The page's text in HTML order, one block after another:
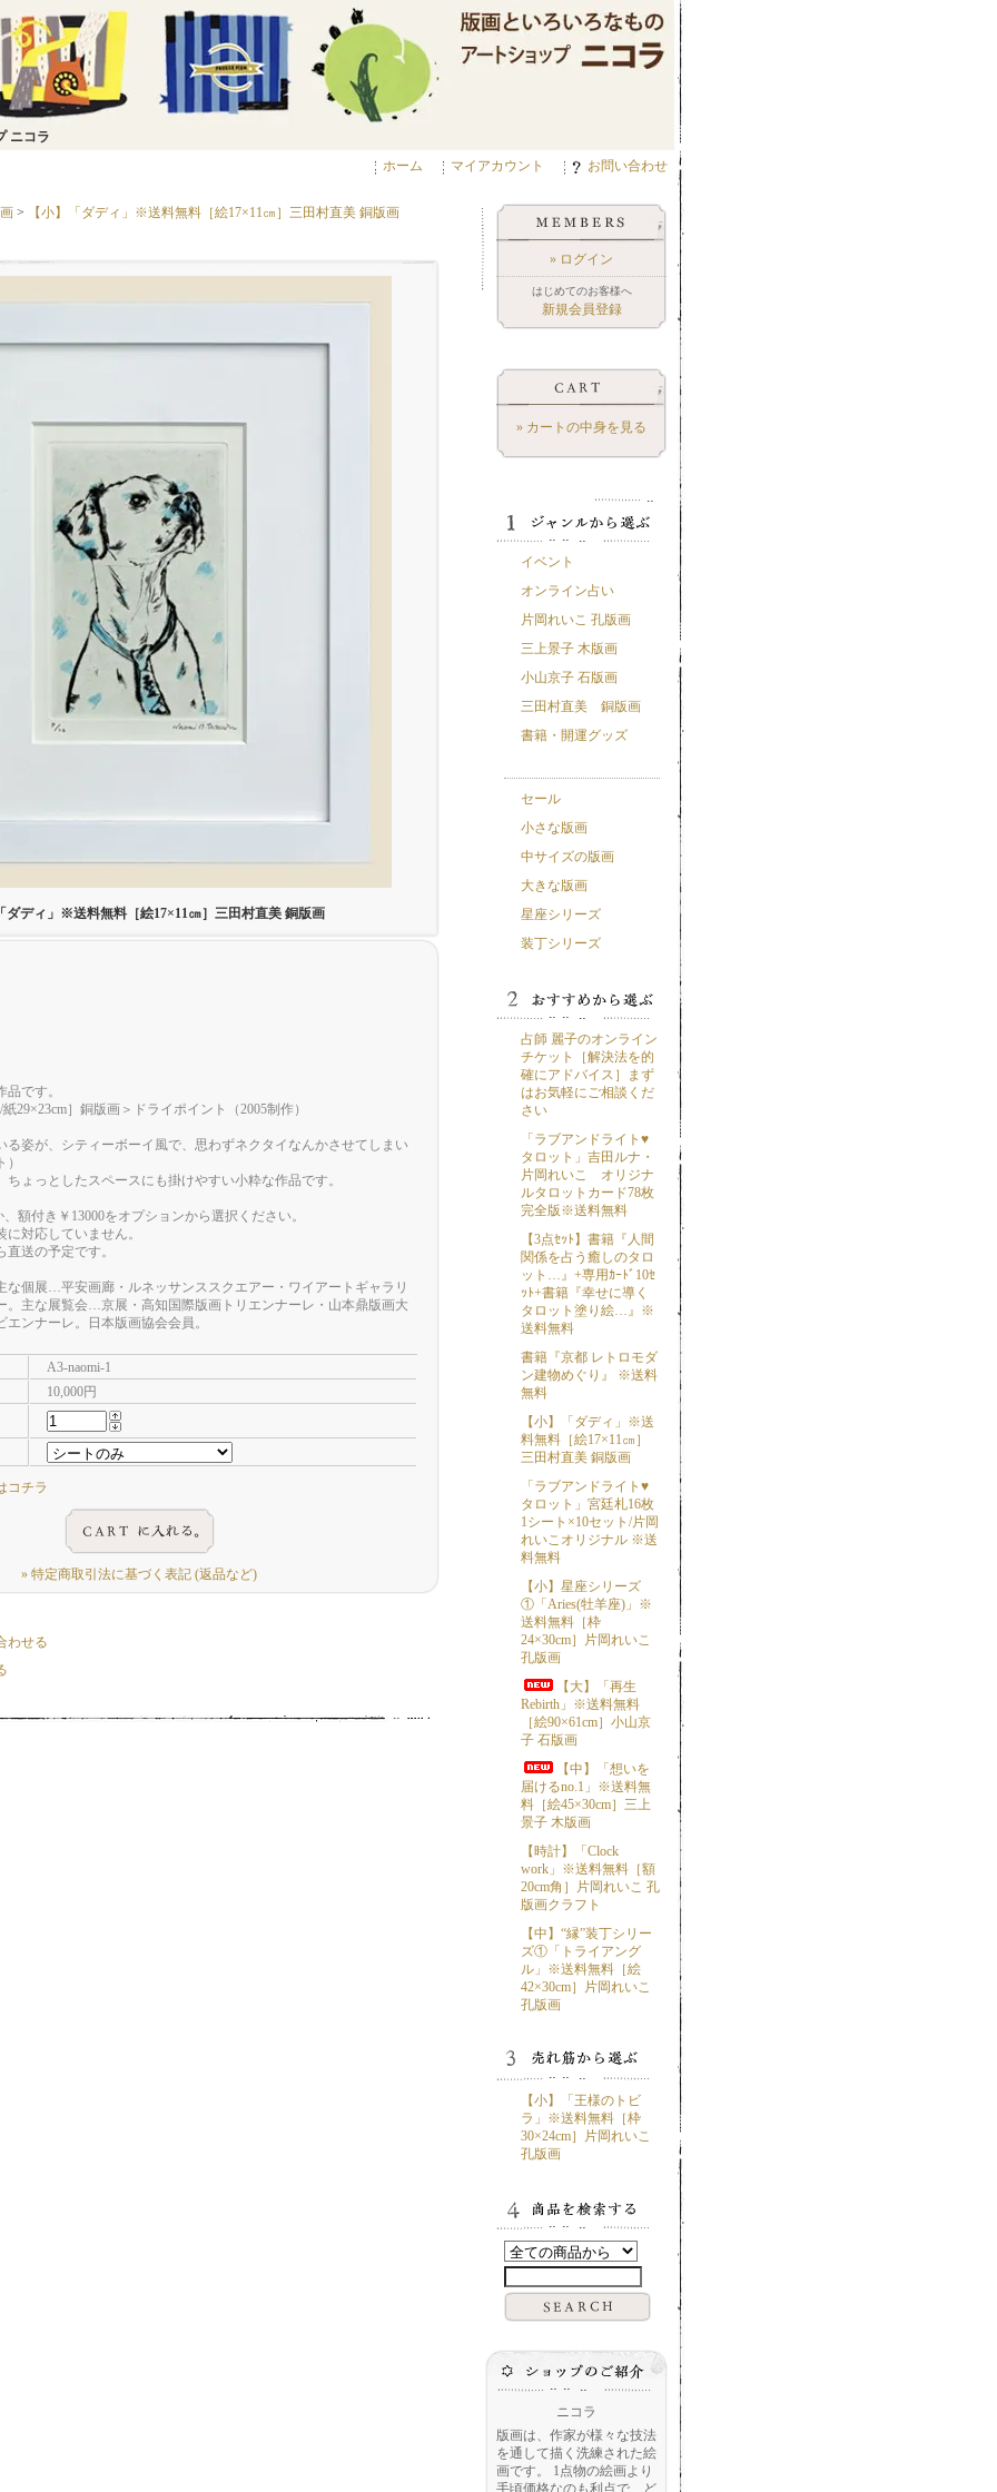
ニコラ
ホーム
マイアカウント お問い合わせ
> 【小】「ダディ」※送料無料［絵17×11㎝］三田村直美 銅版画
ダディ」※送料無料［絵17×11㎝］三田村直美 銅版画
です。
29×23cm］銅版画＞ドライポイント（2005制作）
る姿が、シティーボーイ風で、思わずネクタイなんかさせてしまい
ょっとしたスペースにも掛けやすい小粋な作品です。
額付き￥13000をオプションから選択ください。
対応していません。
送の予定です。
個展…平安画廊・ルネッサンススクエアー・ワイアートギャラリ
。主な展覧会…京展・高知国際版画トリエンナーレ・山本鼎版画大
画ビエンナーレ。日本版画協会会員。
A3-naomi-1
10,000円
コチラ
» 特定商取引法に基づく表記 (返品など)
わせる
» ログイン
はじめてのお客様へ
新規会員登録
» カートの中身を見る
イベント
オンライン占い
片岡れいこ 孔版画
三上景子 木版画
小山京子 石版画
三田村直美 銅版画
書籍・開運グッズ
セール
小さな版画
中サイズの版画
大きな版画
星座シリーズ
装丁シリーズ
占師 麗子のオンライン
チケット［解決法を的
確にアドバイス］まず
はお気軽にご相談くだ
さい
「ラブアンドライト♥
タロット」吉田ルナ・
片岡れいこ オリジナ
ルタロットカード78枚
完全版※送料無料
【3点ｾｯﾄ】書籍『人間
関係を占う癒しのタロ
ット…』+専用ｶｰﾄﾞ10ｾ
ｯﾄ+書籍『幸せに導く
タロット塗り絵…』※
送料無料
書籍『京都 レトロモダ
ン建物めぐり』 ※送料
無料
【小】「ダディ」※送
料無料［絵17×11㎝］
三田村直美 銅版画
「ラブアンドライト♥
タロット」宮廷札16枚
1シート×10セット/片岡
れいこオリジナル ※送
料無料
【小】星座シリーズ
①「Aries(牡羊座)」※
送料無料［枠
24×30cm］片岡れいこ
孔版画
【大】「再生
Rebirth」※送料無料
［絵90×61cm］小山京
子 石版画
【中】「想いを
届けるno.1」※送料無
料［絵45×30cm］三上
景子 木版画
【時計】「Clock
work」※送料無料［額
20cm角］片岡れいこ 孔
版画クラフト
【中】“縁”装丁シリー
ズ①「トライアング
ル」※送料無料［絵
42×30cm］片岡れいこ
孔版画
【小】「王様のトビ
ラ」※送料無料［枠
30×24cm］片岡れいこ
孔版画
ニコラ
版画は、作家が様々な技法
を通して描く洗練された絵
画です。 1点物の絵画より
手頃価格なのも利点で、ど